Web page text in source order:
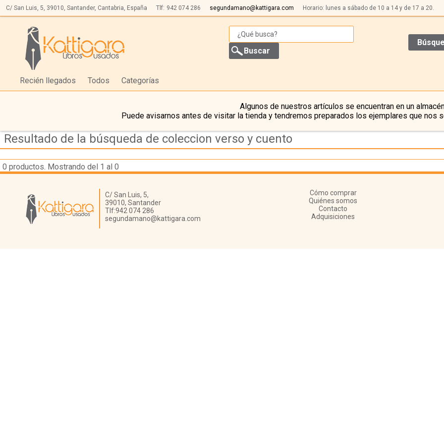
C/ San Luis, 5, 39010, Santander, Cantabria, España Tlf: 942 074 286 segundamano@kattigara.com Horario: lunes a sábado de 10 a 14 y de 17 a 20.
Recién llegados Todos Categorías
Algunos de nuestros artículos se encuentran en un
Puede avisarnos antes de visitar la tienda y tendremos preparados los ejemplares que nos
Resultado de la búsqueda de coleccion verso y cuento
0 productos. Mostrando del 1 al 0
Librería Kattigara
C/ San Luis, 5,
39010, Santander
Tlf:942 074 286
segundamano@kattigara.com
Cómo comprar
Quiénes somos
Contacto
Adquisiciones